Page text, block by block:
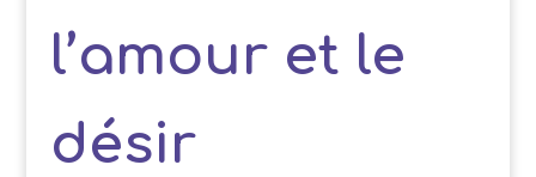
l’amour et le
désir